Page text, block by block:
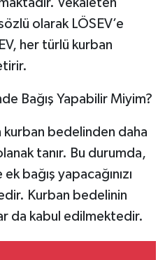
sözlü olarak LÖSEV’e
her türlü kurban
Bağış Yapabilir Miyim?
kurban bedelinden daha
tanır. Bu durumda,
bağış yapacağınızı
Kurban bedelinin
da kabul edilmektedir.